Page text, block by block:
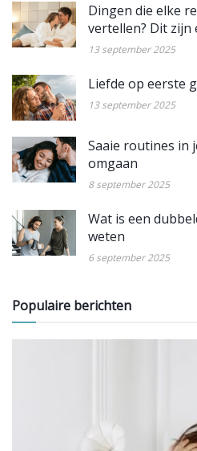
Dingen die elke
vertellen? Dit zijn
13 september 2025
Liefde op eerste
13 september 2025
Saaie routines in
omgaan
8 september 2025
Wat is een
weten
6 september 2025
Populaire berichten